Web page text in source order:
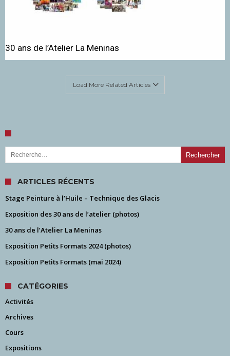
30 ans de l’Atelier La Meninas
Load More Related Articles
Rechercher :
ARTICLES RÉCENTS
Stage Peinture à l’Huile – Technique des Glacis
Exposition des 30 ans de l’atelier (photos)
30 ans de l’Atelier La Meninas
Exposition Petits Formats 2024 (photos)
Exposition Petits Formats (mai 2024)
CATÉGORIES
Activités
Archives
Cours
Expositions